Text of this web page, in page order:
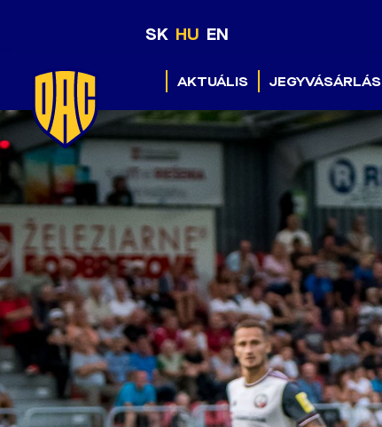
SK HU EN
AKTUÁLIS JEGYVÁSÁRLÁS